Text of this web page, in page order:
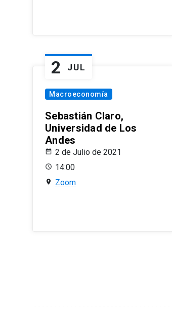
2 JUL
Macroeconomía
Sebastián Claro,
Universidad de Los
Andes
2 de Julio de 2021
14:00
Zoom